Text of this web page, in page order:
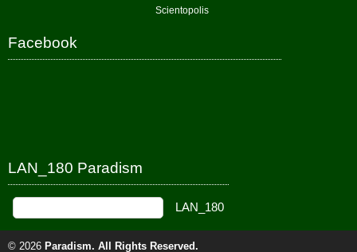
Scientopolis
Facebook
LAN_180 Paradism
© 2026 Paradism. All Rights Reserved.